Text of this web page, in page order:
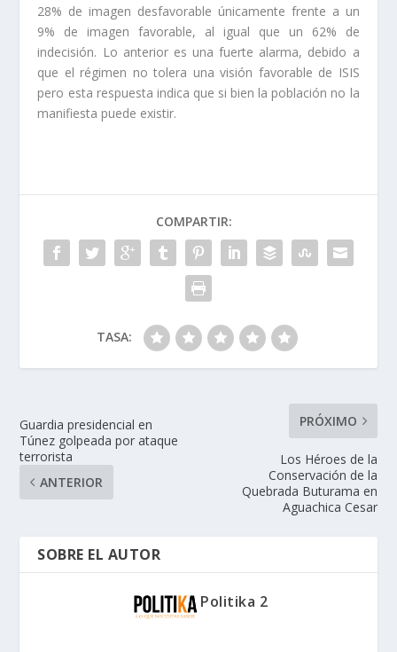
28% de imagen desfavorable únicamente frente a un
9% de imagen favorable, al igual que un 62% de
indecisión. Lo anterior es una fuerte alarma, debido a
que el régimen no tolera una visión favorable de ISIS
pero esta respuesta indica que si bien la población no la
manifiesta puede existir.
COMPARTIR:
TASA:
Guardia presidencial en
Túnez golpeada por ataque
terrorista
ANTERIOR
PRÓXIMO
Los Héroes de la
Conservación de la
Quebrada Buturama en
Aguachica Cesar
SOBRE EL AUTOR
Politika 2